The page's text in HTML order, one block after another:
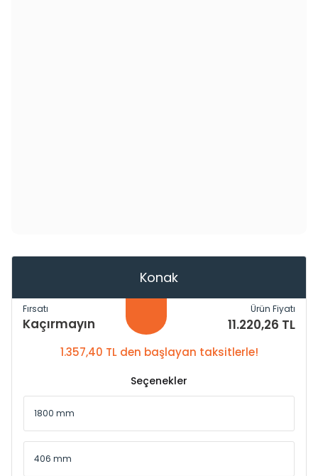
Konak
Fırsatı
Kaçırmayın
Ürün Fiyatı
11.220,26 TL
1.357,40 TL den başlayan taksitlerle!
Seçenekler